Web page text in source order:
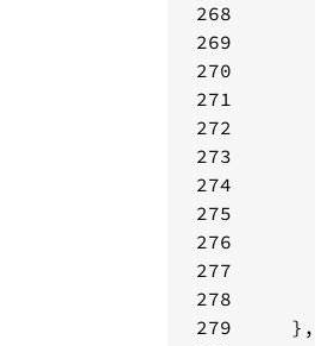
268
269
270
271
272
273
274
275
276
277
278
279